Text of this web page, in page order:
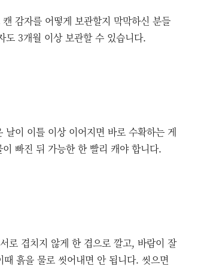
감자를 어떻게 보관할지 막막하신 분들
도 3개월 이상 보관할 수 있습니다.
이 이틀 이상 이어지면 바로 수확하는 게
빠진 뒤 가능한 한 빨리 캐야 합니다.
로 겹치지 않게 한 겹으로 깔고, 바람이 잘
흙을 물로 씻어내면 안 됩니다. 씻으면